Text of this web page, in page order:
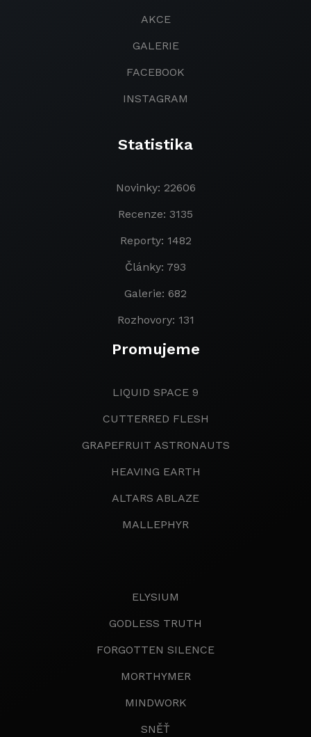
AKCE
GALERIE
FACEBOOK
INSTAGRAM
Statistika
Novinky: 22606
Recenze: 3135
Reporty: 1482
Články: 793
Galerie: 682
Rozhovory: 131
Promujeme
LIQUID SPACE 9
CUTTERRED FLESH
GRAPEFRUIT ASTRONAUTS
HEAVING EARTH
ALTARS ABLAZE
MALLEPHYR
ELYSIUM
GODLESS TRUTH
FORGOTTEN SILENCE
MORTHYMER
MINDWORK
SNĚŤ